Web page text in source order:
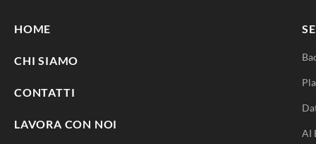
HOME
CHI SIAMO
CONTATTI
LAVORA CON NOI
AI